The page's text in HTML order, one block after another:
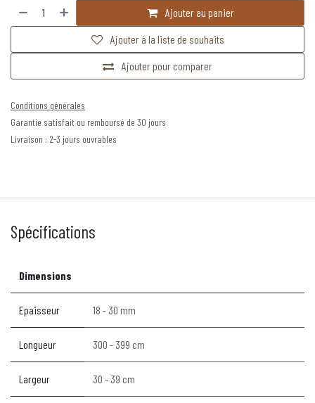
Ajouter au panier
Ajouter pour comparer
Ajouter à la liste de souhaits
Conditions générales
Garantie satisfait ou remboursé de 30 jours
Livraison : 2-3 jours ouvrables
Spécifications
Dimensions
Epaisseur 18 - 30 mm
Longueur 300 - 399 cm
Largeur 30 - 39 cm